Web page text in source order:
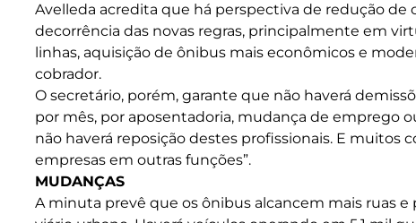
Avelleda acredita que há perspectiva de redução
decorrência das novas regras, principalmente em
linhas, aquisição de ônibus mais econômicos e
cobrador.
O secretário, porém, garante que não haverá
por mês, por aposentadoria, mudança de emprego
não haverá reposição destes profissionais. E muitos
empresas em outras funções”.
MUDANÇAS
A minuta prevê que os ônibus alcancem mais ruas